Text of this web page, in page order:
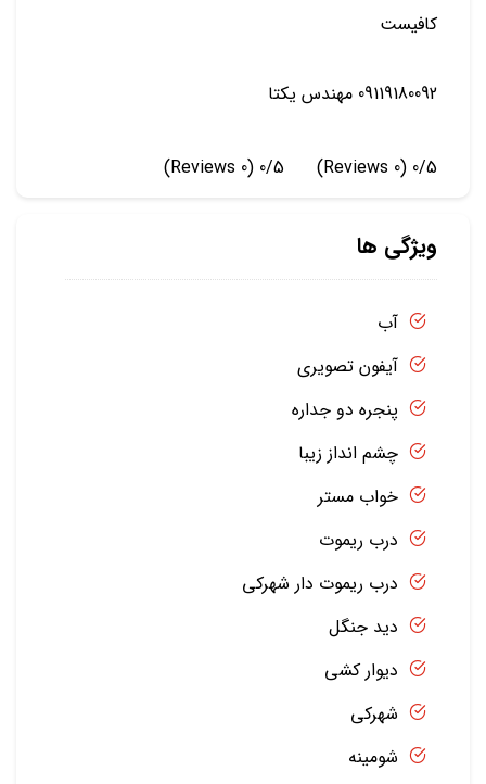
کافیست
09119180092 مهندس یکتا
0/5
(0 Reviews)
0/5
(0 Reviews)
ویژگی ها
آب
آیفون تصویری
پنجره دو جداره
چشم انداز زیبا
خواب مستر
درب ریموت
درب ریموت دار شهرکی
دید جنگل
دیوار کشی
شهرکی
شومینه